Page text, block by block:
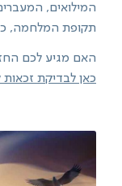
המילואים,
תקופת המלחמה,
האם מגיע לכם
כאן לבדיקת